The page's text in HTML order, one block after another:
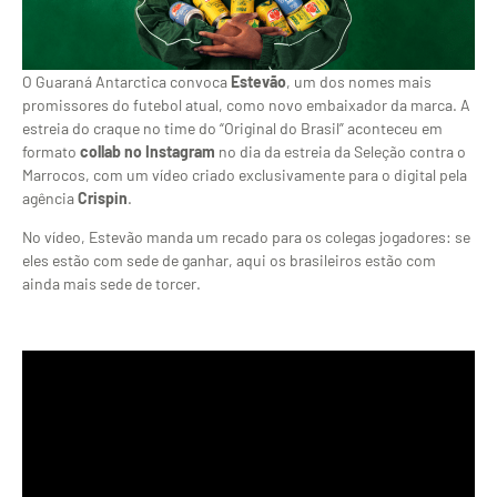
O Guaraná Antarctica convoca Estevão, um dos nomes mais
promissores do futebol atual, como novo embaixador da marca. A
estreia do craque no time do “Original do Brasil” aconteceu em
formato collab no Instagram no dia da estreia da Seleção contra o
Marrocos, com um vídeo criado exclusivamente para o digital pela
agênciaCrispin.
No vídeo, Estevão manda um recado para os colegas jogadores: se
eles estão com sede de ganhar, aqui os brasileiros estão com
ainda mais sede de torcer.